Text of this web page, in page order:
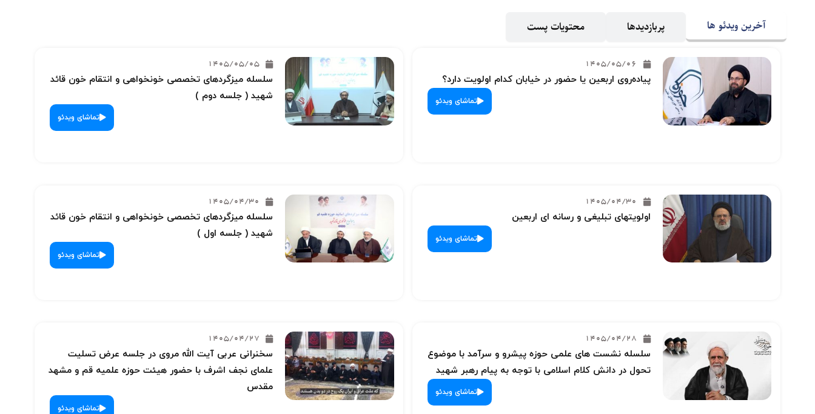
آخرین ویدئو ها پربازدیدها محتویات پست
1405/05/06
پیاده‌روی اربعین یا حضور در خیابان کدام اولویت دارد؟
تماشای ویدئو
1405/05/05
سلسله میزگردهای تخصصی خونخواهی و انتقام خون قائد
شهید ( جلسه دوم )
تماشای ویدئو
1405/04/30
اولویتهای تبلیغی و رسانه ای اربعین
تماشای ویدئو
1405/04/30
سلسله میزگردهای تخصصی خونخواهی و انتقام خون قائد
شهید ( جلسه اول )
تماشای ویدئو
1405/04/28
سلسله نشست های علمی حوزه پیشرو و سرآمد با موضوع
تحول در دانش کلام اسلامی با توجه به پیام رهبر شهید
تماشای ویدئو
1405/04/27
سخنرانی عربی آیت الله مروی در جلسه عرض تسلیت
علمای نجف اشرف با حضور هیئت حوزه علمیه قم و مشهد
مقدس
تماشای ویدئو